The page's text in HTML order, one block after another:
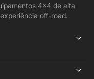
4x4 de alta
off-road.